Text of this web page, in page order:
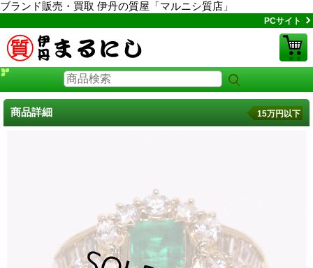
ブランド販売・買取 伊丹の質屋「マルニシ質店」
PCサイト
商品詳細 15万円以下